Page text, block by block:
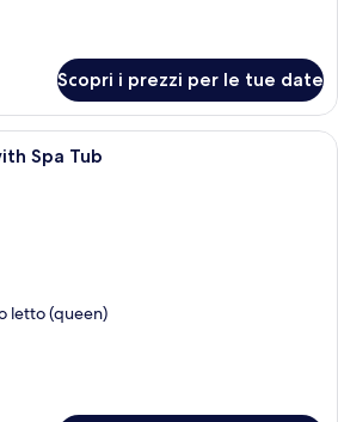
Scopri i prezzi per le tue date
Una camera da letto con camino in
Spa Tub
letto (queen)